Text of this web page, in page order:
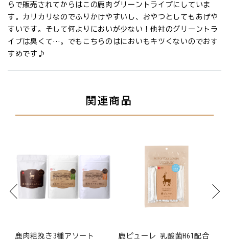
らで販売されてからはこの鹿肉グリーントライプにしていま
す。カリカリなのでふりかけやすいし、おやつとしてもあげや
すいです。そして何よりにおいが少ない！他社のグリーントラ
イプは臭くて…。でもこちらのはにおいもキツくないのでおす
すめです♪
関連商品
鹿肉粗挽き3種アソート
鹿ピューレ 乳酸菌H61配合